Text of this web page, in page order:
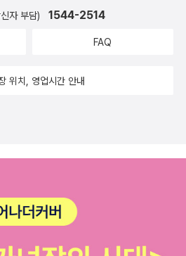
니다!
습니다. 참고하세요. 단, 이전 수상작과
있습니다.자세한 내용은 양철북 인터
<대상도서>입니
소년(중.고등생) 및 일반인(3명1팀,1
1)독서신문 부문: 형식 자유 분량 8면 이
의 아이4. 별을 헤아리며5. 모래밭 아이
문학기행 2팀 6명(중.고등 각1팀)좋은
총 60만원)노력상 도서상품권 2팀 6명
서울시 마포구 서교동 395-192 양철
자 부담) 1544-2514
FAQ
위치, 영업시간 안내